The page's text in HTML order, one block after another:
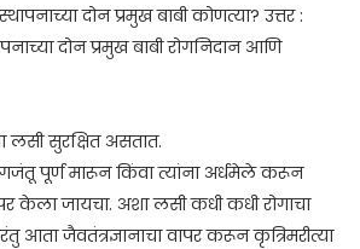
दोन प्रमुख बाबी कोणत्या? उत्तर :
दोन प्रमुख बाबी रोगनिदान आणि
सुरक्षित असतात.
पूर्ण मारून किंवा त्यांना अर्धमेले करून
केला जायचा. अशा लसी कधी कधी रोगाचा
आता जैवतंत्रज्ञानाचा वापर करून कृत्रिमरीत्या